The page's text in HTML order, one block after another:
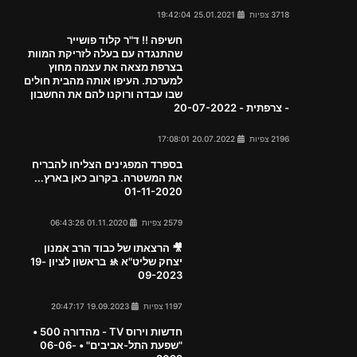
3718 צפיות
חשיפה !! ד"ר קלוד פושייר
שהתנגדה עם בעלה לזריקת המוות
בצרפת מצאה את עצמה מחוץ
למערכת. העיפו אותה מהבית חולים
שבו עבדה ורוקנו להם את החשבון
- צרפתית - 20-07-2022
2196 צפיות
בספרד המפגינים הצליחו להבריח
את המשטרה. בקרוב כאן בארץ...
01-11-2020
2579 צפיות
🎥 הרצאתו של כבוד הרב אמנון
יצחק שליט"א 🚸 בראשון לציון 19-
09-2023
1197 צפיות
חדשות וירוס TV - מהדורה 500 •
"שפעת התל-אביבים" • 06-06-